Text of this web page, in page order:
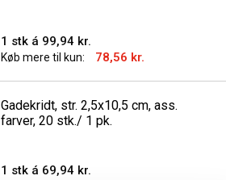
1 stk á 99,94 kr.
Køb mere til kun: 78,56 kr.
Gadekridt, str. 2,5x10,5 cm, ass.
farver, 20 stk./ 1 pk.
1 stk á 69,94 kr.